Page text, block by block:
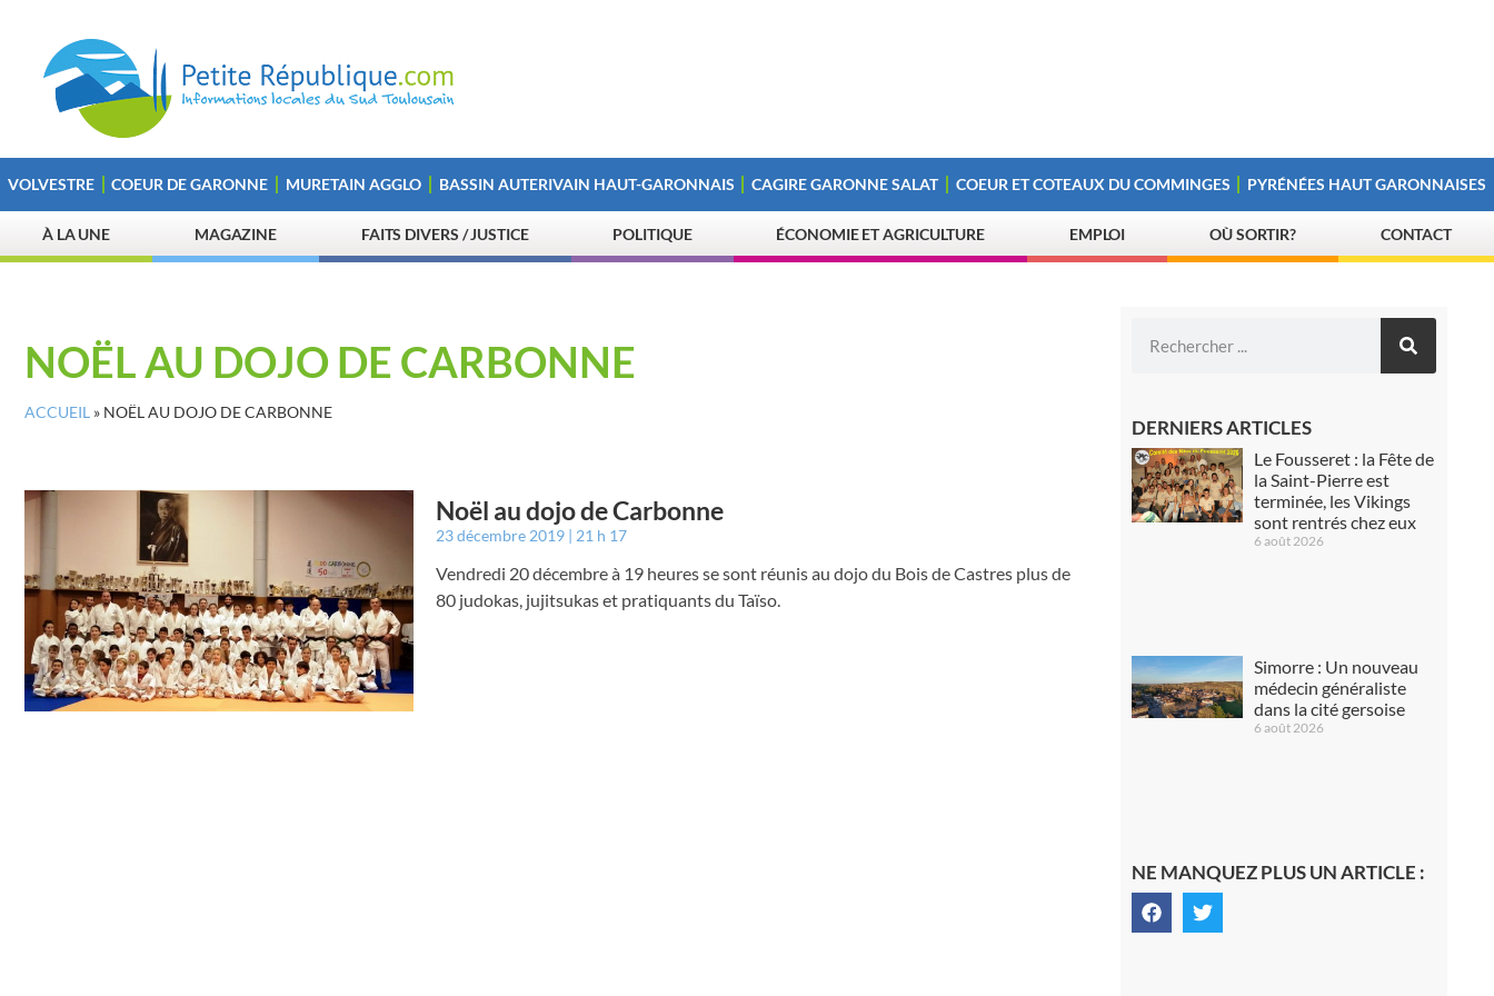
VOLVESTRE COEUR DE GARONNE MURETAIN AGGLO BASSIN AUTERIVAIN HAUT-GARONNAIS CAGIRE GARONNE SALAT COEUR ET COTEAUX DU COMMINGES PYRÉNÉES HAUT GARONNAISES
À LA UNE MAGAZINE FAITS DIVERS / JUSTICE POLITIQUE ÉCONOMIE ET AGRICULTURE EMPLOI OÙ SORTIR? CONTACT
NOËL AU DOJO DE CARBONNE
ACCUEIL » NOËL AU DOJO DE CARBONNE
Noël au dojo de Carbonne
23 décembre 2019 21 h 17
Vendredi 20 décembre à 19 heures se sont réunis au dojo du Bois de Castres plus de
80 judokas, jujitsukas et pratiquants du Taïso.
DERNIERS ARTICLES
Le Fousseret : la Fête de
la Saint-Pierre est
terminée, les Vikings
sont rentrés chez eux
6 août 2026
Simorre : Un nouveau
médecin généraliste
dans la cité gersoise
6 août 2026
NE MANQUEZ PLUS UN ARTICLE :